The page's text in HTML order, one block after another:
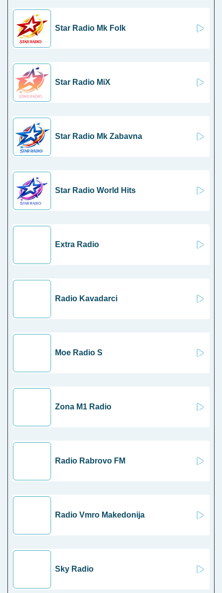
Star Radio Mk Folk
Star Radio MiX
Star Radio Mk Zabavna
Star Radio World Hits
Extra Radio
Radio Kavadarci
Moe Radio S
Zona M1 Radio
Radio Rabrovo FM
Radio Vmro Makedonija
Sky Radio